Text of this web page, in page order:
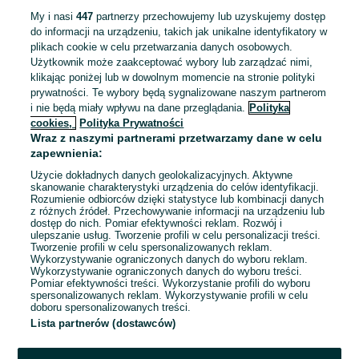
Odświeżono dnia 06 sierpnia 2026
Pracownik produkcji/Pracownica
produkcji - Monter/Monterka
Hitachi Energy Poland Sp. z o.o.
Łódź , Bałuty
Pełny etat
Doświadczenie nie jest wymagane
Dyspozycyjność: Praca zmianowa
Miejsce pracy: W siedzibie firmy
Odświeżono dnia 06 sierpnia 2026
Strona główna Praca Prace magazynowe
My i nasi447 partnerzy przechowujemy lub uzyskujemy dostęp
do informacji na urządzeniu, takich jak unikalne identyfikatory w
plikach cookie w celu przetwarzania danych osobowych.
Użytkownik może zaakceptować wybory lub zarządzać nimi,
klikając poniżej lub w dowolnym momencie na stronie polityki
prywatności. Te wybory będą sygnalizowane naszym partnerom
i nie będą miały wpływu na dane przeglądania. Polityka
cookies,
Polityka Prywatności
Wraz z naszymi partnerami przetwarzamy dane w celu
zapewnienia:
Użycie dokładnych danych geolokalizacyjnych. Aktywne
skanowanie charakterystyki urządzenia do celów identyfikacji.
Rozumienie odbiorców dzięki statystyce lub kombinacji danych
z różnych źródeł. Przechowywanie informacji na urządzeniu lub
dostęp do nich. Pomiar efektywności reklam. Rozwój i
ulepszanie usług. Tworzenie profili w celu personalizacji treści.
Tworzenie profili w celu spersonalizowanych reklam.
Wykorzystywanie ograniczonych danych do wyboru reklam.
Wykorzystywanie ograniczonych danych do wyboru treści.
Pomiar efektywności treści. Wykorzystanie profili do wyboru
spersonalizowanych reklam. Wykorzystywanie profili w celu
doboru spersonalizowanych treści.
Lista partnerów (dostawców)